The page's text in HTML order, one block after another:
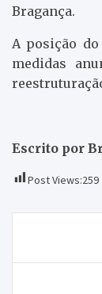
Bragança.
A posição
medidas
Escrito por
Post Views:259